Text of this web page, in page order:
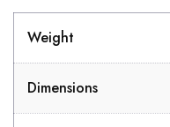
Weight
Dimensions